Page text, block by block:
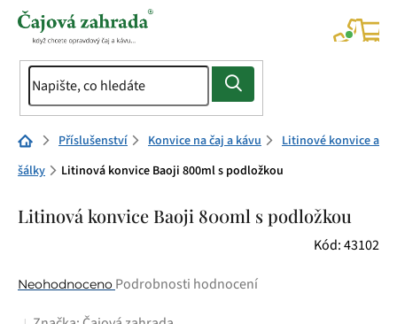
Přejít
Domů Příslušenství Konvice na čaj a kávu
Litinové konvice a
šálky
Litinová konvice Baoji 800ml s podložkou
Litinová konvice Baoji 800ml s podložkou
Kód:43102
Průměrné
Neohodnoceno Podrobnosti hodnocení